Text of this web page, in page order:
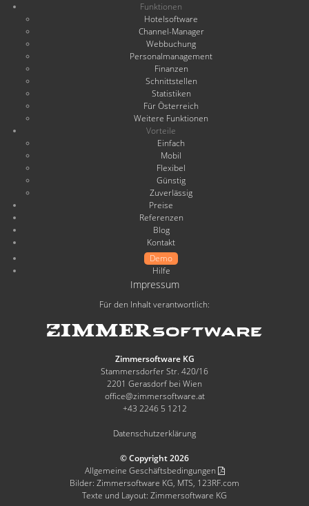
Funktionen
Hotelsoftware
Channel-Manager
Webbuchung
Personalmanagement
Finanzen
Schnittstellen
Statistiken
Für Österreich
Weitere Funktionen
Vorteile
Einfach
Mobil
Flexibel
Günstig
Zuverlässig
Preise
Referenzen
Blog
Kontakt
Demo
Hilfe
Impressum
Für den Inhalt verantwortlich:
Zimmersoftware KG
Stammersdorfer Str. 420/16
2201 Gerasdorf bei Wien
office@zimmersoftware.at
+43 2246 5 1212
Datenschutzerklärung
© Copyright 2026
Allgemeine Geschäftsbedingungen
Bilder: Zimmersoftware KG, MTS, 123RF.com
Texte und Layout: Zimmersoftware KG